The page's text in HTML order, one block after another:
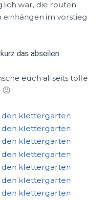
war, die routen
im vorstieg
das abseilen.
euch allseits tolle